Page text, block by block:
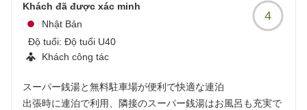
Khách đã được xác minh
Nhật Bản
Độ tuổi: Độ tuổi U40
Khách công tác
4
スーパー銭湯と無料駐車場が便利で快適な連泊
出張時に連泊で利用、隣接のスーパー銭湯はお風呂も充実で